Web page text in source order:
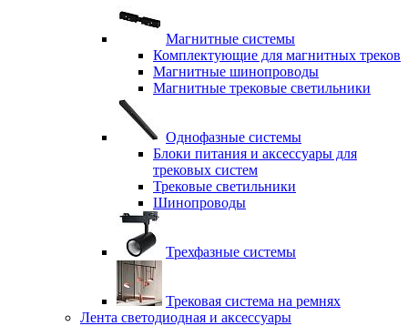
Магнитные системы
Комплектующие для магнитных треков
Магнитные шинопроводы
Магнитные трековые светильники
Однофазные системы
Блоки питания и аксессуары для
трековых систем
Трековые светильники
Шинопроводы
Трехфазные системы
Трековая система на ремнях
Лента светодиодная и аксессуары